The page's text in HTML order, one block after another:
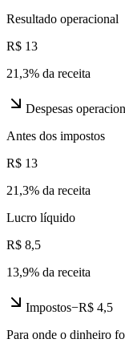
Resultado operacional
R$ 13
21,3% da receita
Despesas
Antes dos impostos
R$ 13
21,3% da receita
Lucro líquido
R$ 8,5
13,9% da receita
Impostos−R$ 4,5
Para onde o dinheiro